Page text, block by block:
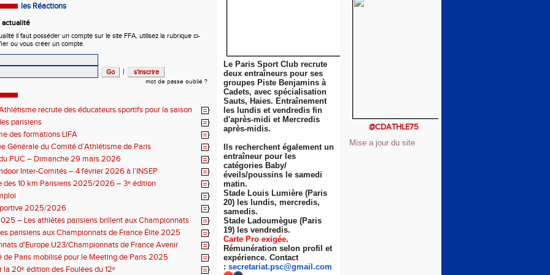
les Réactions
actualité
il faut posséder un compte sur le site FFA, utilisez la rubrique ci-
ou vous créer un compte.
|
mot de passe oublié ?
recrute des éducateurs sportifs pour la saison
! parisiens
des formations LIFA
Générale du Comité d’Athlétisme de Paris
PUC – Dimanche 29 mars 2026
Inter-Comités – 4 février 2026 à l’INSEP
des 10 km Parisiens 2025/2026 – 3ᵉ édition
2025/2026
– Les athlètes parisiens brillent aux Championnats
Éliteparisiens aux Championnats de France Élite 2025
d'Europe U23/Championnats de France Avenir
de Paris mobilisé pour le Meeting de Paris 2025
la 20ᵉ édition des Foulées du 12ᵉ
Le Paris Sport Club recrute
deux entraîneurs pour ses
groupes Piste Benjamins à
Cadets, avec spécialisation
Sauts, Haies. Entraînement
les lundis et vendredis fin
d'après-midi et Mercredis
après-midis.
Ils recherchent également un
entraîneur pour les
catégories Baby/
éveils/poussins le samedi
matin.
Stade Louis Lumière (Paris
20) les lundis, mercredis,
samedis.
Stade Ladoumègue (Paris
19) les vendredis.
Carte Pro exigée.
Rémunération selon profil et
expérience. Contact
: secretariat.psc@gmail.com
@CDATHLE75
Mise a jour du site